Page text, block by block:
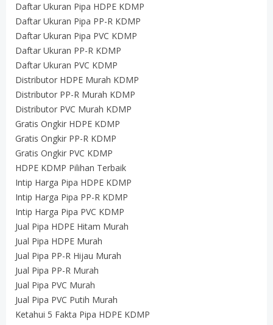
Daftar Ukuran Pipa HDPE KDMP
Daftar Ukuran Pipa PP-R KDMP
Daftar Ukuran Pipa PVC KDMP
Daftar Ukuran PP-R KDMP
Daftar Ukuran PVC KDMP
Distributor HDPE Murah KDMP
Distributor PP-R Murah KDMP
Distributor PVC Murah KDMP
Gratis Ongkir HDPE KDMP
Gratis Ongkir PP-R KDMP
Gratis Ongkir PVC KDMP
HDPE KDMP Pilihan Terbaik
Intip Harga Pipa HDPE KDMP
Intip Harga Pipa PP-R KDMP
Intip Harga Pipa PVC KDMP
Jual Pipa HDPE Hitam Murah
Jual Pipa HDPE Murah
Jual Pipa PP-R Hijau Murah
Jual Pipa PP-R Murah
Jual Pipa PVC Murah
Jual Pipa PVC Putih Murah
Ketahui 5 Fakta Pipa HDPE KDMP